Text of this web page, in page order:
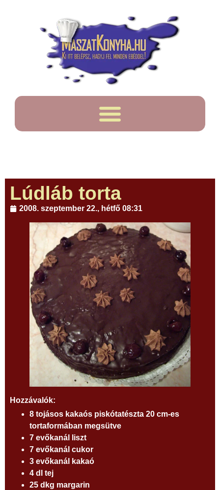
Lúdláb torta
2008. szeptember 22., hétfő 08:31
Hozzávalók:
8 tojásos kakaós piskótatészta 20 cm-es
tortaformában megsütve
7 evőkanál liszt
7 evőkanál cukor
3 evőkanál kakaó
4 dl tej
25 dkg margarin